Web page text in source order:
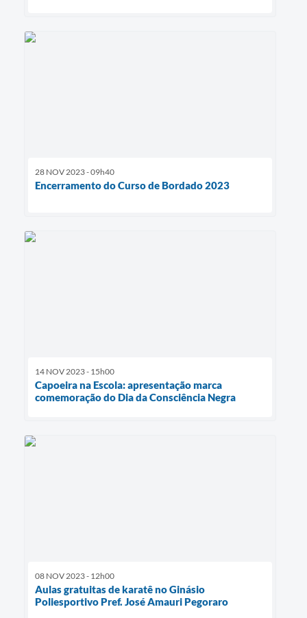
28 NOV 2023 - 09h40
Encerramento do Curso de Bordado 2023
14 NOV 2023 - 15h00
Capoeira na Escola: apresentação marca
comemoração do Dia da Consciência Negra
08 NOV 2023 - 12h00
Aulas gratuitas de karatê no Ginásio
Poliesportivo Pref. José Amauri Pegoraro